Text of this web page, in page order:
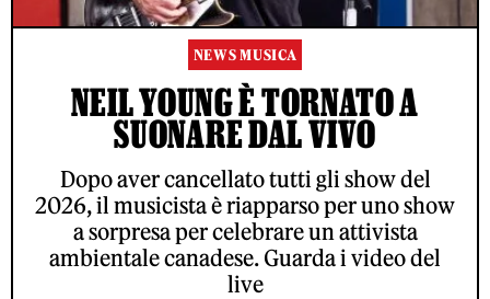
NEWS MUSICA
NEIL YOUNG È TORNATO A
SUONARE DAL VIVO
Dopo aver cancellato tutti gli show del
2026, il musicista è riapparso per uno show
a sorpresa per celebrare un attivista
ambientale canadese. Guarda i video del
live